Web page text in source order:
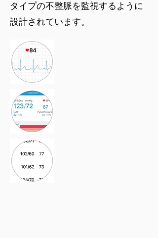
タイプの不整脈を監視するように
設計されています。